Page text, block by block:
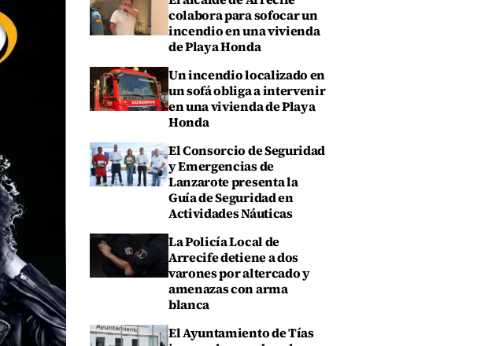
colabora para sofocar un
incendio en una vivienda
de Playa Honda
Un incendio localizado en
un sofá obliga a intervenir
en una vivienda de Playa
Honda
El Consorcio de Seguridad
y Emergencias de
Lanzarote presenta la
Guía de Seguridad en
Actividades Náuticas
La Policía Local de
Arrecife detiene a dos
varones por altercado y
amenazas con arma
blanca
El Ayuntamiento de Tías